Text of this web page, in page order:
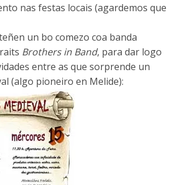
nas festas locais (agardemos que
un bo comezo coa banda
Brothers in Band, para dar logo
entre as que sorprende un
(algo pioneiro en Melide):